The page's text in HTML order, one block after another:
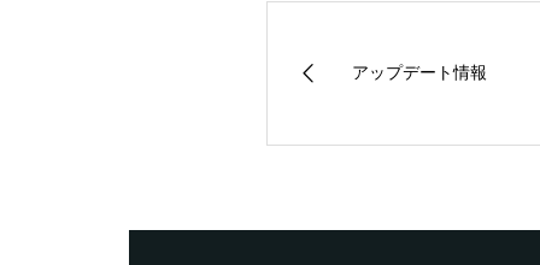
アップデート情報